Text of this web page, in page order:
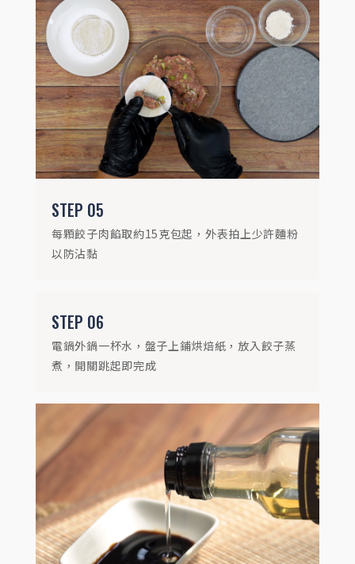
STEP 05
每顆餃子肉餡取約15克包起，外表拍上少許麵粉
以防沾黏
STEP 06
電鍋外鍋一杯水，盤子上鋪烘焙紙，放入餃子蒸
煮，開關跳起即完成
STEP07
餃子醬油加入少許金黃蒜油，風味更添層次